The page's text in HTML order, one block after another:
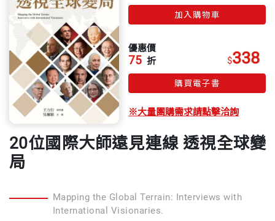
加入購物車
優惠價
75 折 $338
購買電子書
※大量團購需求請點擊洽詢
20位國際大師遠見連線 透視全球變
局
Mapping the Global Terrain: Interviews with
International Visionaries.